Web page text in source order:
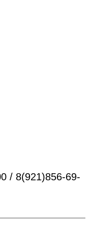
/ 8(921)856-69-